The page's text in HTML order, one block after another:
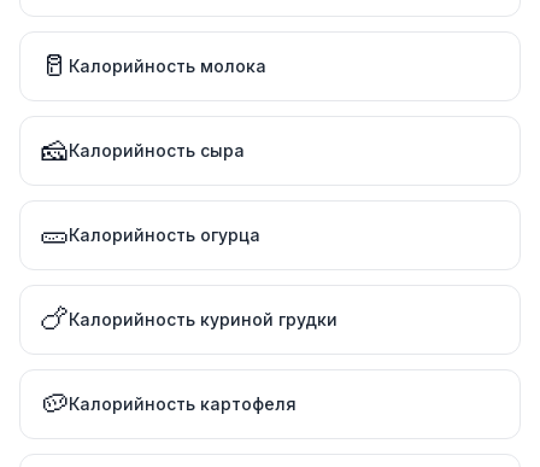
🥛 Калорийность молока
🧀Калорийность сыра
🥒Калорийность огурца
🍗Калорийность куриной грудки
🥔Калорийность картофеля